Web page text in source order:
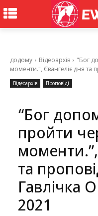
додому Відеоархів
"Бог
моменти.", Євангеліє дня та
Відеоархів Проповіді
“Бог
пройти
та
Гавлічка
2021